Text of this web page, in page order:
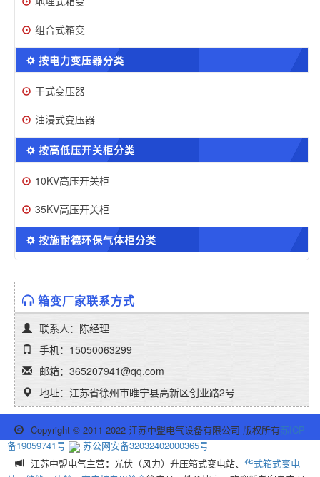
组合式箱变
按电力变压器分类
干式变压器
油浸式变压器
按高低压开关柜分类
10KV高压开关柜
35KV高压开关柜
按施耐德环保气体柜分类
箱变厂家联系方式
联系人：陈经理
手机：15050063299
邮箱：365207941@qq.com
地址：江苏省徐州市睢宁县高新区创业路2号
Copyright © 2011-2022 江苏中盟电气设备有限公司 版权所有苏ICP
备19059741号
苏公网安备32032402000365号
江苏中盟电气主营： 光伏（风力）升压箱式变电站、 华式箱式变电